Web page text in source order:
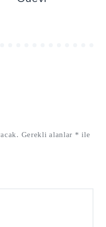
Gerekli alanlar * ile